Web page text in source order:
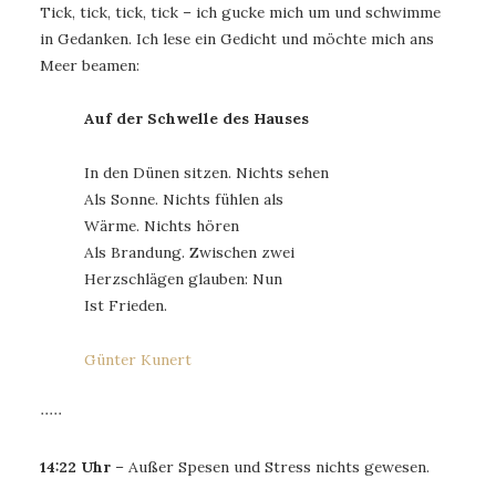
Tick, tick, tick, tick – ich gucke mich um und schwimme
in Gedanken. Ich lese ein Gedicht und möchte mich ans
Meer beamen:
Auf der Schwelle des Hauses
In den Dünen sitzen. Nichts sehen
Als Sonne. Nichts fühlen als
Wärme. Nichts hören
Als Brandung. Zwischen zwei
Herzschlägen glauben: Nun
Ist Frieden.
Günter Kunert
∙∙∙∙∙
14:22 Uhr – Außer Spesen und Stress nichts gewesen.